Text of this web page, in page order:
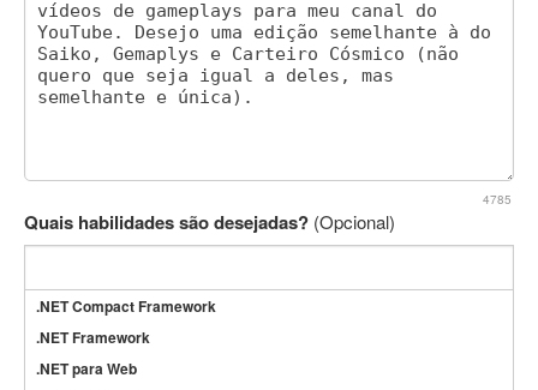
4785
Quais habilidades são desejadas? (Opcional)
.NET Compact Framework
.NET Framework
.NET para Web